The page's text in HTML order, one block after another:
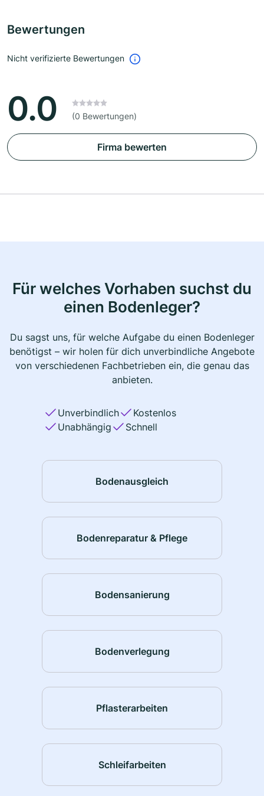
Bewertungen
Nicht verifizierte Bewertungen
0.0 (0 Bewertungen)
Firma bewerten
Für welches Vorhaben suchst du
einen Bodenleger?
Du sagst uns, für welche Aufgabe du einen Bodenleger
benötigst – wir holen für dich unverbindliche Angebote
von verschiedenen Fachbetrieben ein, die genau das
anbieten.
Unverbindlich
Kostenlos
Unabhängig
Schnell
Bodenausgleich
Bodenreparatur & Pflege
Bodensanierung
Bodenverlegung
Pflasterarbeiten
Schleifarbeiten